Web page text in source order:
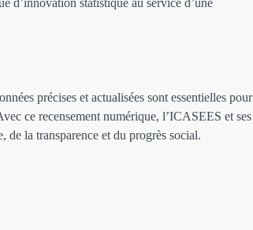
précises et actualisées sont essentielles pour
ce recensement numérique, l’ICASEES et ses
de la transparence et du progrès social.